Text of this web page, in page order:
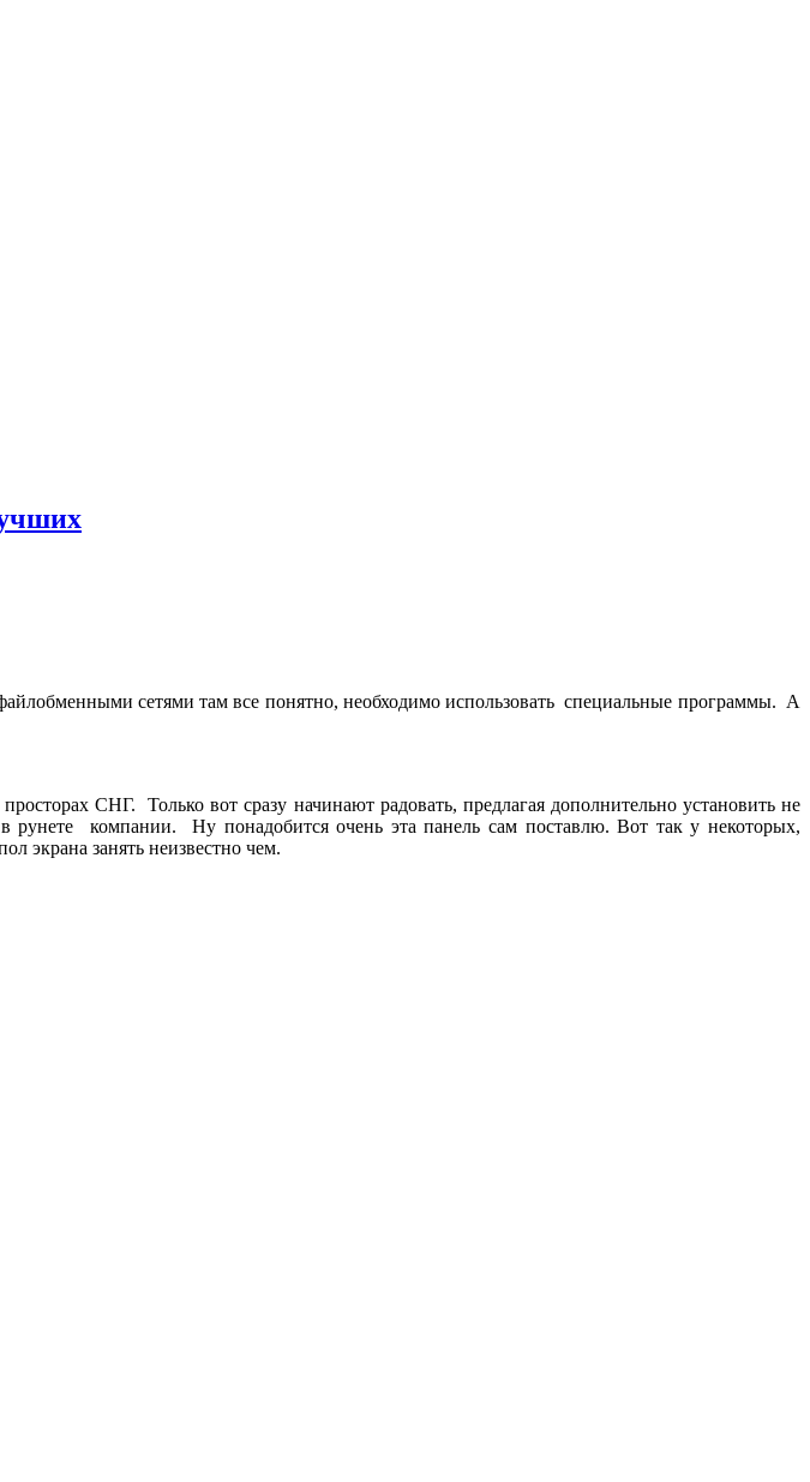
сетями там все понятно, необходимо использовать специальные программы. А
СНГ. Только вот сразу начинают радовать, предлагая дополнительно установить не
рунете компании. Ну понадобится очень эта панель сам поставлю. Вот так у некоторых,
экрана занять неизвестно чем.